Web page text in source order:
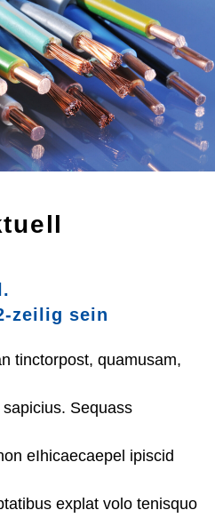
zeilig sein
tinctorpost, quamusam,
Sequass
eIhicaecaepel ipiscid
explat volo tenisquo